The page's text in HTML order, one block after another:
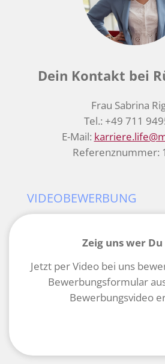
Dein Kontakt bei
Frau Sabrina
Tel.: +49 711
E-Mail:
Referenznummer:
VIDEOBEWERBUNG
Zeig uns wer
Jetzt per Video bei uns
Bewerbungsformular
Bewerbungsvideo